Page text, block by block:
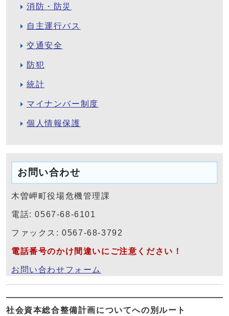
消防・防災
自主運行バス
交通安全
防犯
統計
マイナンバー制度
個人情報保護
お問い合わせ
木曽岬町役場危機管理課
電話: 0567-68-6101
ファックス: 0567-68-3792
電話番号のかけ間違いにご注意ください！
お問い合わせフォーム
社会資本総合整備計画についてへの別ルート